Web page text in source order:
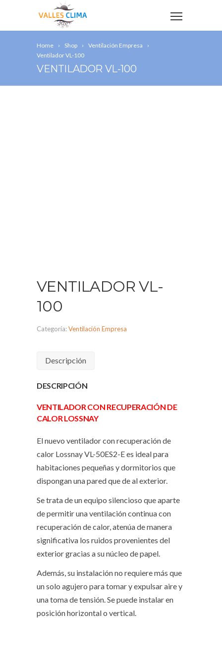
Home Shop
Ventilación Empresa
Ventilador VL-100
VENTILADOR VL-100
VENTILADOR VL-
100
Categoría:Ventilación Empresa
Descripción
DESCRIPCIÓN
VENTILADOR CON RECUPERACIÓN DE
CALOR LOSSNAY
El nuevo ventilador con recuperación de
calor Lossnay VL-50ES2-E es ideal para
habitaciones pequeñas y dormitorios que
dispongan una pared que de al exterior.
Se trata de un equipo silencioso que aparte
de permitir una ventilación continua con
recuperación de calor, atenúa de manera
significativa los ruidos provenientes del
exterior gracias a su núcleo de papel.
Además, su instalación no requiere más que
un solo agujero para tomar y expulsar aire y
una toma de tensión. Se puede instalar en
posición horizontal o vertical.